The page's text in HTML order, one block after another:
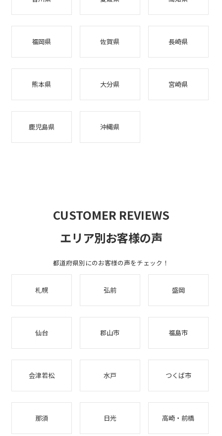
福岡県 佐賀県 長崎県
熊本県 大分県 宮崎県
鹿児島県 沖縄県
CUSTOMER REVIEWS
エリア別お客様の声
都道府県別にのお客様の声をチェック！
札幌 弘前 盛岡
仙台 郡山市 福島市
会津若松 水戸 つくば市
那須 日光 高崎・前橋